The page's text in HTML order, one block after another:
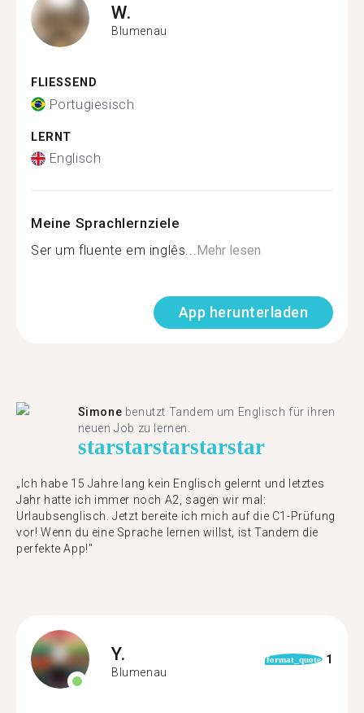
W.
Blumenau
FLIESSEND
Portugiesisch
LERNT
Englisch
Meine Sprachlernziele
Ser um fluente em inglês...Mehr lesen
App herunterladen
Simone benutzt Tandem um Englisch für ihren
neuen Job zu lernen.
starstarstarstarstar
„Ich habe 15 Jahre lang kein Englisch gelernt und letztes
Jahr hatte ich immer noch A2, sagen wir mal:
Urlaubsenglisch. Jetzt bereite ich mich auf die C1-Prüfung
vor! Wenn du eine Sprache lernen willst, ist Tandem die
perfekte App!"
Y.
Blumenau
format_quote 1